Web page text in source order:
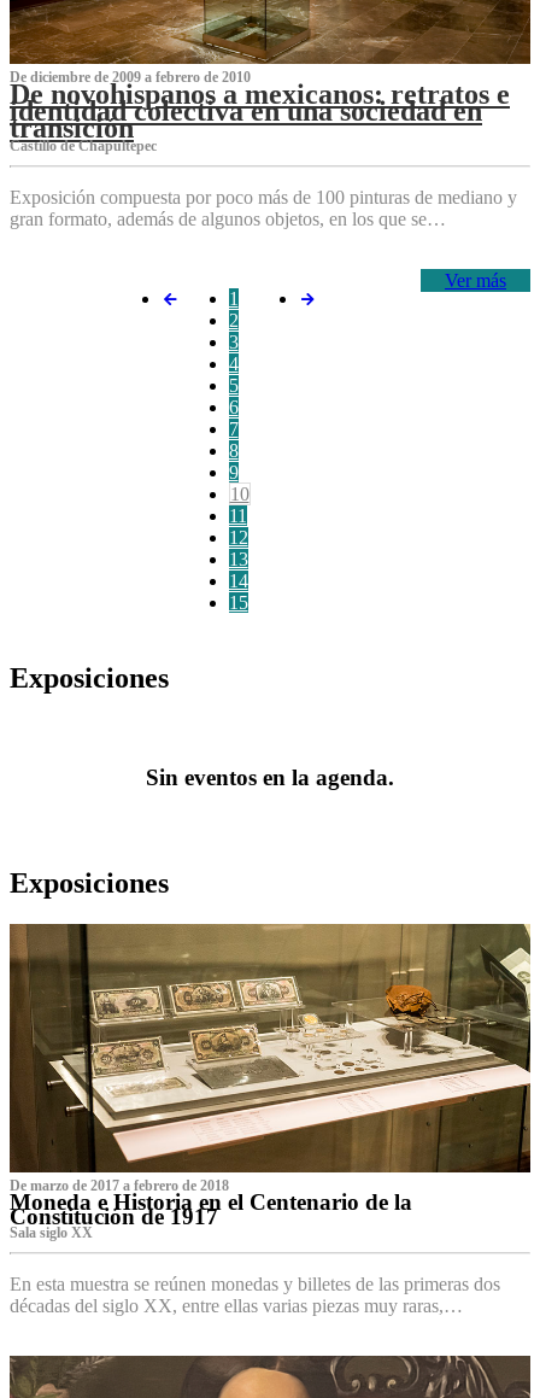
De diciembre de 2009 a febrero de 2010
De novohispanos a mexicanos: retratos e
identidad colectiva en una sociedad en
transición
Castillo de Chapultepec
Exposición compuesta por poco más de 100 pinturas de mediano y
gran formato, además de algunos objetos, en los que se…
Ver más
1
2
3
4
5
6
7
8
9
10
11
12
13
14
15
Exposiciones
Sin eventos en la agenda.
Exposiciones
De marzo de 2017 a febrero de 2018
Moneda e Historia en el Centenario de la
Constitución de 1917
Sala siglo XX
En esta muestra se reúnen monedas y billetes de las primeras dos
décadas del siglo XX, entre ellas varias piezas muy raras,…